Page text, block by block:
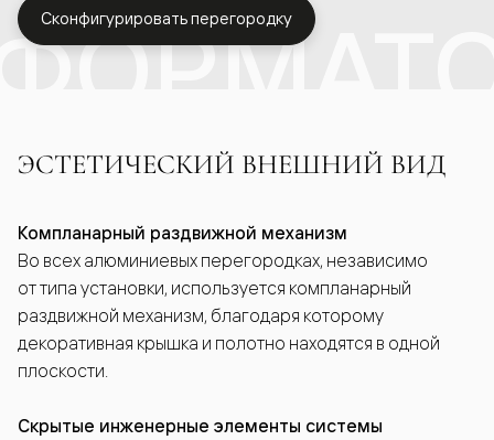
Сконфигурировать перегородку
ЭСТЕТИЧЕСКИЙ ВНЕШНИЙ ВИД
Компланарный раздвижной механизм
Во всех алюминиевых перегородках, независимо
от типа установки, используется компланарный
раздвижной механизм, благодаря которому
декоративная крышка и полотно находятся в одной
плоскости.
Скрытые инженерные элементы системы